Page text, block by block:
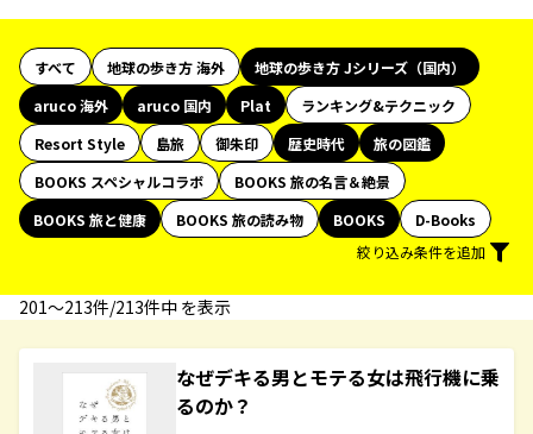
すべて 地球の歩き方 海外
地球の歩き方 Jシリーズ（国内）
aruco 海外
aruco 国内 Plat
ランキング&テクニック
Resort Style
島旅 御朱印 歴史時代
旅の図鑑
BOOKS スペシャルコラボ
BOOKS 旅の名言＆絶景
BOOKS 旅と健康
BOOKS 旅の読み物 BOOKS
D-Books
絞り込み条件を追加
201〜213件/213件中 を表示
なぜデキる男とモテる女は飛行機に乗
るのか？